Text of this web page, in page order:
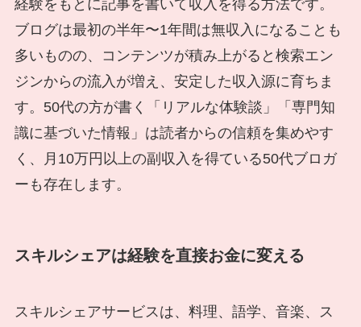
経験をもとに記事を書いて収入を得る方法です。
ブログは最初の半年〜1年間は無収入になることも
多いものの、コンテンツが積み上がると検索エン
ジンからの流入が増え、安定した収入源に育ちま
す。50代の方が書く「リアルな体験談」「専門知
識に基づいた情報」は読者からの信頼を集めやす
く、月10万円以上の副収入を得ている50代ブロガ
ーも存在します。
スキルシェアは経験を直接お金に変える
スキルシェアサービスは、料理、語学、音楽、ス